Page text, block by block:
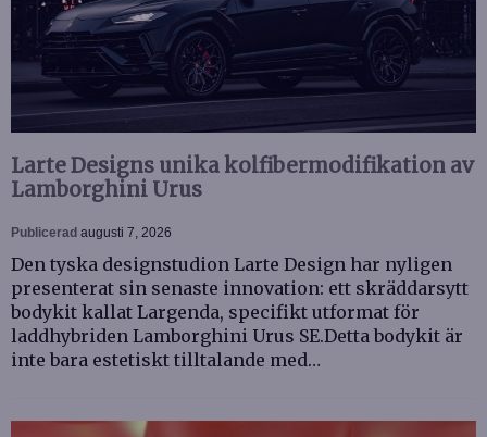
Larte Designs unika kolfibermodifikation av
Lamborghini Urus
Publicerad augusti 7, 2026
Den tyska designstudion Larte Design har nyligen
presenterat sin senaste innovation: ett skräddarsytt
bodykit kallat Largenda, specifikt utformat för
laddhybriden Lamborghini Urus SE.Detta bodykit är
inte bara estetiskt tilltalande med…